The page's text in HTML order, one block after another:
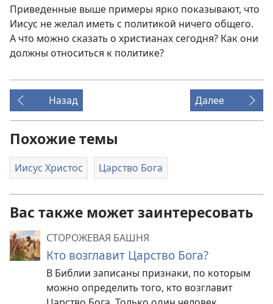
Приведенные выше примеры ярко показывают, что
Иисус не желал иметь с политикой ничего общего.
А что можно сказать о христианах сегодня? Как они
должны относиться к политике?
Назад Далее
Похожие темы
Иисус Христос Царство Бога
Вас также может заинтересовать
СТОРОЖЕВАЯ БАШНЯ
Кто возглавит Царство Бога?
В Библии записаны признаки, по которым
можно определить того, кто возглавит